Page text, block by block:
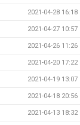
2021-04-28 16:18
2021-04-27 10:57
2021-04-26 11:26
2021-04-20 17:22
2021-04-19 13:07
2021-04-18 20:56
2021-04-13 18:32